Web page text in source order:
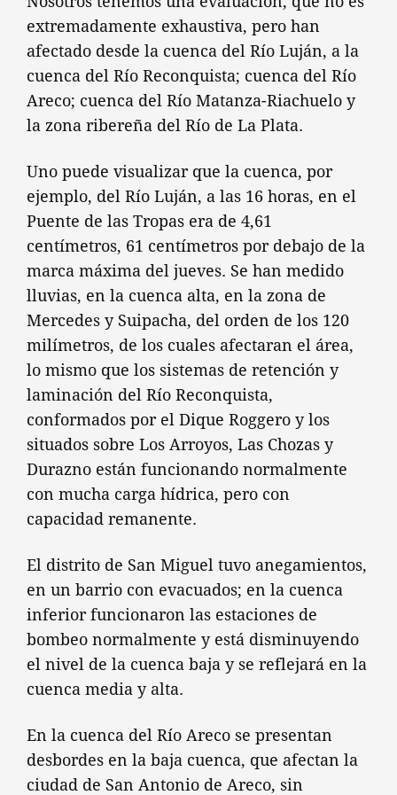
extremadamente exhaustiva, pero han
afectado desde la cuenca del Río Luján, a la
cuenca del Río Reconquista; cuenca del Río
Areco; cuenca del Río Matanza-Riachuelo y
la zona ribereña del Río de La Plata.
Uno puede visualizar que la cuenca, por
ejemplo, del Río Luján, a las 16 horas, en el
Puente de las Tropas era de 4,61
centímetros, 61 centímetros por debajo de la
marca máxima del jueves. Se han medido
lluvias, en la cuenca alta, en la zona de
Mercedes y Suipacha, del orden de los 120
milímetros, de los cuales afectaran el área,
lo mismo que los sistemas de retención y
laminación del Río Reconquista,
conformados por el Dique Roggero y los
situados sobre Los Arroyos, Las Chozas y
Durazno están funcionando normalmente
con mucha carga hídrica, pero con
capacidad remanente.
El distrito de San Miguel tuvo anegamientos,
en un barrio con evacuados; en la cuenca
inferior funcionaron las estaciones de
bombeo normalmente y está disminuyendo
el nivel de la cuenca baja y se reflejará en la
cuenca media y alta.
En la cuenca del Río Areco se presentan
desbordes en la baja cuenca, que afectan la
ciudad de San Antonio de Areco, sin